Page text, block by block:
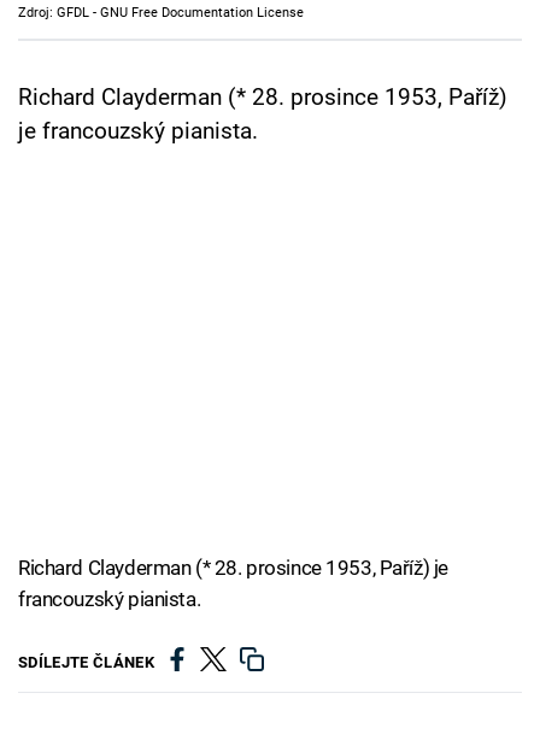
Cool Esport
Pořady
TV Program
Zdroj: GFDL - GNU Free Documentation License
Richard Clayderman (* 28. prosince 1953, Paříž)
je francouzský pianista.
Richard Clayderman (* 28. prosince 1953, Paříž) je
francouzský pianista.
SDÍLEJTE ČLÁNEK